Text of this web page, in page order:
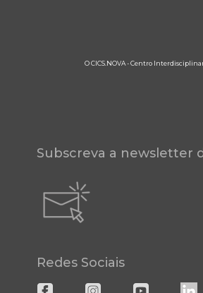
O CICS.NOVA - Centro
Subscreva a newsletter
Redes Sociais